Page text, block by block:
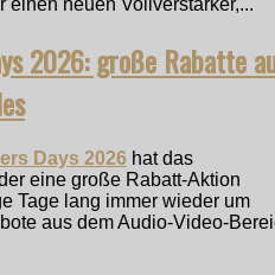
einen neuen Vollverstärker,...
2026: große Rabatte
Days 2026 hat das
eine große Rabatt-Aktion
Tage lang immer wieder um
aus dem Audio-Video-